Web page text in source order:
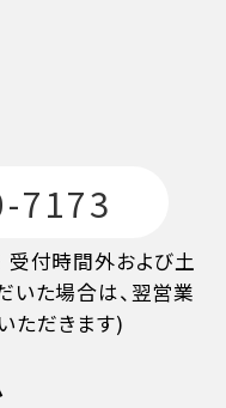
7173
受付時間外および土
いた場合は、翌営業
ただきます)